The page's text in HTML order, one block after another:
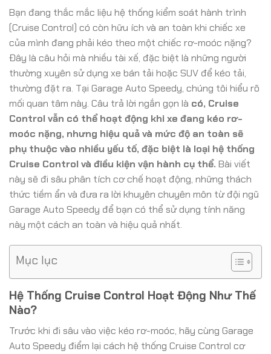
Bạn đang thắc mắc liệu hệ thống kiểm soát hành trình
(Cruise Control) có còn hữu ích và an toàn khi chiếc xe
của mình đang phải kéo theo một chiếc rơ-moóc nặng?
Đây là câu hỏi mà nhiều tài xế, đặc biệt là những người
thường xuyên sử dụng xe bán tải hoặc SUV để kéo tải,
thường đặt ra. Tại Garage Auto Speedy, chúng tôi hiểu rõ
mối quan tâm này. Câu trả lời ngắn gọn là có, Cruise
Control vẫn có thể hoạt động khi xe đang kéo rơ-
moóc nặng, nhưng hiệu quả và mức độ an toàn sẽ
phụ thuộc vào nhiều yếu tố, đặc biệt là loại hệ thống
Cruise Control và điều kiện vận hành cụ thể. Bài viết
này sẽ đi sâu phân tích cơ chế hoạt động, những thách
thức tiềm ẩn và đưa ra lời khuyên chuyên môn từ đội ngũ
Garage Auto Speedy để bạn có thể sử dụng tính năng
này một cách an toàn và hiệu quả nhất.
Mục lục
Hệ Thống Cruise Control Hoạt Động Như Thế
Nào?
Trước khi đi sâu vào việc kéo rơ-moóc, hãy cùng Garage
Auto Speedy điểm lại cách hệ thống Cruise Control cơ